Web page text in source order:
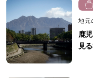
地元
鹿
見